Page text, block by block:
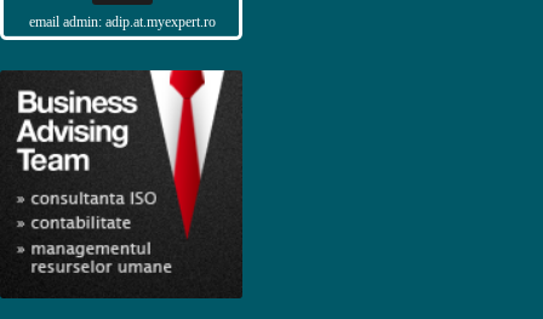
email admin: adip.at.myexpert.ro